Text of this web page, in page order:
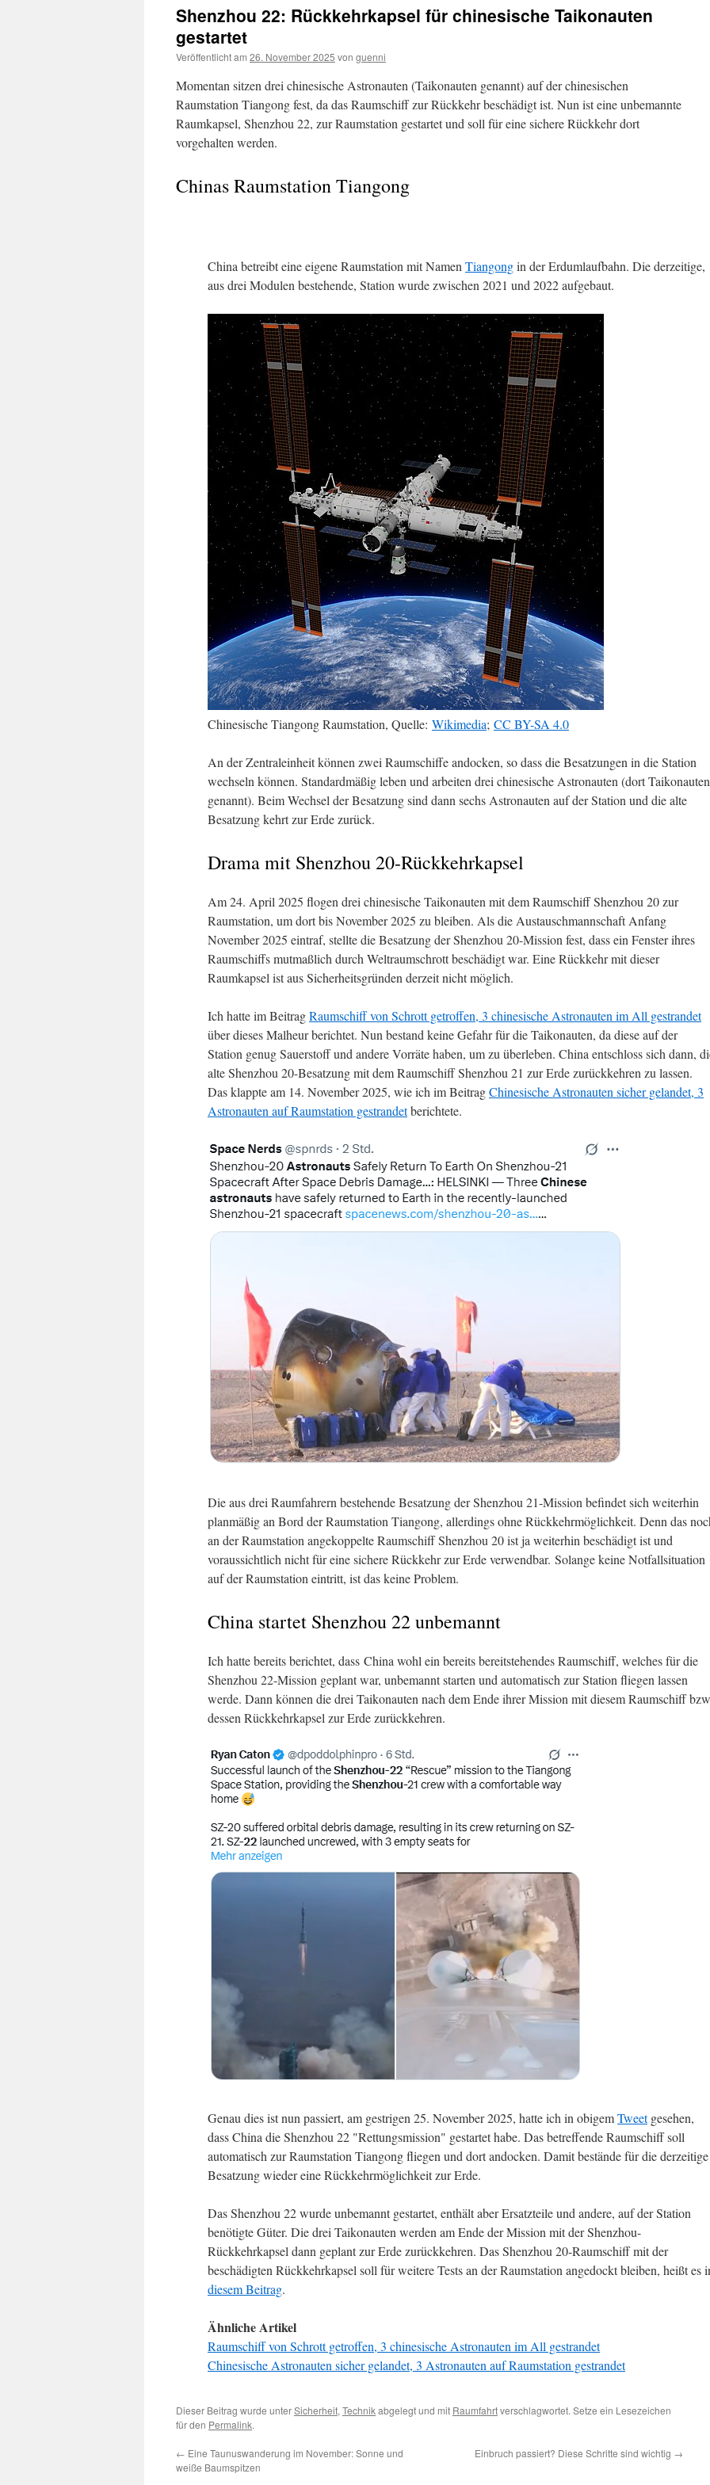
Shenzhou 22: Rückkehrkapsel für chinesische Taikonauten
gestartet
Veröffentlicht am 26. November 2025 von guenni
Momentan sitzen drei chinesische Astronauten (Taikonauten genannt) auf der chinesischen
Raumstation Tiangong fest, da das Raumschiff zur Rückkehr beschädigt ist. Nun ist eine unbemannte
Raumkapsel, Shenzhou 22, zur Raumstation gestartet und soll für eine sichere Rückkehr dort
vorgehalten werden.
Chinas Raumstation Tiangong
China betreibt eine eigene Raumstation mit Namen Tiangongin der Erdumlaufbahn. Die derzeitige,
aus drei Modulen bestehende, Station wurde zwischen 2021 und 2022 aufgebaut.
Chinesische Tiangong Raumstation, Quelle: Wikimedia; CC BY-SA 4.0
An der Zentraleinheit können zwei Raumschiffe andocken, so dass die Besatzungen in die Station
wechseln können. Standardmäßig leben und arbeiten drei chinesische Astronauten (dort Taikonauten
genannt). Beim Wechsel der Besatzung sind dann sechs Astronauten auf der Station und die alte
Besatzung kehrt zur Erde zurück.
Drama mit Shenzhou 20-Rückkehrkapsel
Am 24. April 2025 flogen drei chinesische Taikonauten mit dem Raumschiff Shenzhou 20 zur
Raumstation, um dort bis November 2025 zu bleiben. Als die Austauschmannschaft Anfang
November 2025 eintraf, stellte die Besatzung der Shenzhou 20-Mission fest, dass ein Fenster ihres
Raumschiffs mutmaßlich durch Weltraumschrott beschädigt war. Eine Rückkehr mit dieser
Raumkapsel ist aus Sicherheitsgründen derzeit nicht möglich.
Ich hatte im BeitragRaumschiff von Schrott getroffen, 3 chinesische Astronauten im All gestrandet
über dieses Malheur berichtet. Nun bestand keine Gefahr für die Taikonauten, da diese auf der
Station genug Sauerstoff und andere Vorräte haben, um zu überleben. China entschloss sich dann,
alte Shenzhou 20-Besatzung mit dem Raumschiff Shenzhou 21 zur Erde zurückkehren zu lassen.
Das klappte am 14. November 2025, wie ich im BeitragChinesische Astronauten sicher gelandet, 3
Astronauten auf Raumstation gestrandetberichtete.
Die aus drei Raumfahrern bestehende Besatzung der Shenzhou 21-Mission befindet sich weiterhin
planmäßig an Bord der Raumstation Tiangong, allerdings ohne Rückkehrmöglichkeit. Denn das
an der Raumstation angekoppelte Raumschiff Shenzhou 20 ist ja weiterhin beschädigt ist und
voraussichtlich nicht für eine sichere Rückkehr zur Erde verwendbar. Solange keine Notfallsituation
auf der Raumstation eintritt, ist das keine Problem.
China startet Shenzhou 22 unbemannt
Ich hatte bereits berichtet, dass China wohl ein bereits bereitstehendes Raumschiff, welches für die
Shenzhou 22-Mission geplant war, unbemannt starten und automatisch zur Station fliegen lassen
werde. Dann können die drei Taikonauten nach dem Ende ihrer Mission mit diesem Raumschiff
dessen Rückkehrkapsel zur Erde zurückkehren.
Genau dies ist nun passiert, am gestrigen 25. November 2025, hatte ich in obigemTweetgesehen,
dass China die Shenzhou 22 "Rettungsmission" gestartet habe. Das betreffende Raumschiff soll
automatisch zur Raumstation Tiangong fliegen und dort andocken. Damit bestände für die derzeitige
Besatzung wieder eine Rückkehrmöglichkeit zur Erde.
Das Shenzhou 22 wurde unbemannt gestartet, enthält aber Ersatzteile und andere, auf der Station
benötigte Güter. Die drei Taikonauten werden am Ende der Mission mit der Shenzhou-
Rückkehrkapsel dann geplant zur Erde zurückkehren. Das Shenzhou 20-Raumschiff mit der
beschädigten Rückkehrkapsel soll für weitere Tests an der Raumstation angedockt bleiben, heißt es
diesem Beitrag.
Ähnliche Artikel
Raumschiff von Schrott getroffen, 3 chinesische Astronauten im All gestrandet
Chinesische Astronauten sicher gelandet, 3 Astronauten auf Raumstation gestrandet
Dieser Beitrag wurde unterSicherheit, Technikabgelegt und mit Raumfahrtverschlagwortet. Setze ein Lesezeichen
für den Permalink.
← Eine Taunuswanderung im November: Sonne und
weiße Baumspitzen
Einbruch passiert? Diese Schritte sind wichtig →